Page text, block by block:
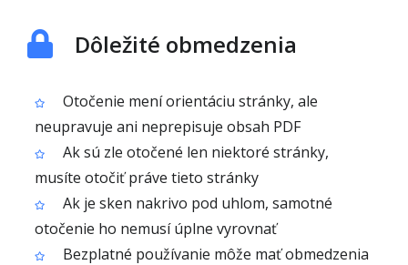
Dôležité obmedzenia
Otočenie mení orientáciu stránky, ale
neupravuje ani neprepisuje obsah PDF
Ak sú zle otočené len niektoré stránky,
musíte otočiť práve tieto stránky
Ak je sken nakrivo pod uhlom, samotné
otočenie ho nemusí úplne vyrovnať
Bezplatné používanie môže mať obmedzenia